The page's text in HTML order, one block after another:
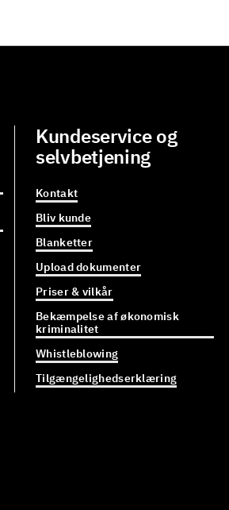
Kundeservice og
selvbetjening
Kontakt
Bliv kunde
Blanketter
Upload dokumenter
Priser & vilkår
Bekæmpelse af økonomisk
kriminalitet
Whistleblowing
Tilgængelighedserklæring